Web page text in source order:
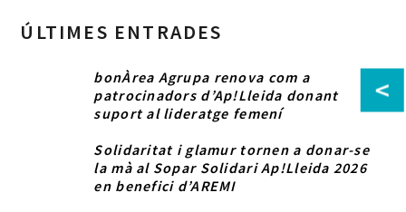
ÚLTIMES ENTRADES
bonÀrea Agrupa renova com a
patrocinadors d’Ap!Lleida donant
suport al lideratge femení
Solidaritat i glamur tornen a donar-se
la mà al Sopar Solidari Ap!Lleida 2026
en benefici d’AREMI
<